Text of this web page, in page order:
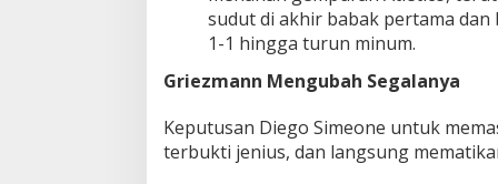
sudut di akhir babak pertama
1-1 hingga turun minum.
Griezmann Mengubah Segalanya
Keputusan Diego Simeone untuk
terbukti jenius, dan langsung